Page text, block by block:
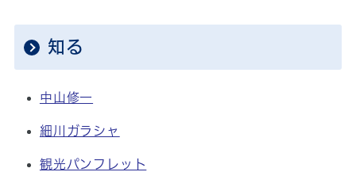
知る
中山修一
細川ガラシャ
観光パンフレット